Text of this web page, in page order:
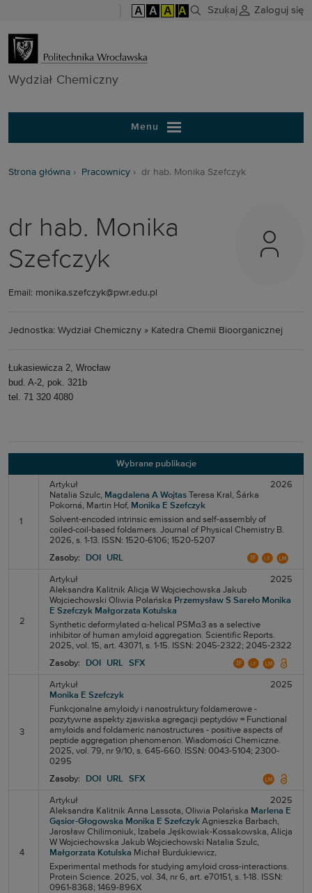
A A A A Szukaj Zaloguj się
Wydział
Wydział Chemiczny
Menu
Strona główna Pracownicy dr hab. Monika Szefczyk
dr hab. Monika
Szefczyk
Email: monika.szefczyk@pwr.edu.pl
Jednostka: Wydział Chemiczny » Katedra Chemii Bioorganicznej
Łukasiewicza 2, Wrocław
bud. A-2, pok. 321b
tel. 71 320 4080
Wybrane publikacje
1
Artykuł
2026
Natalia Szulc, Magdalena A Wojtas Teresa Kral, Šárka
Pokorná, Martin Hof, Monika E Szefczyk
Solvent-encoded intrinsic emission and self-assembly of
coiled-coil-based foldamers. Journal of Physical Chemistry B.
2026, s. 1-13. ISSN: 1520-6106; 1520-5207
Zasoby:
DOI URL
2
Artykuł
2025
Aleksandra Kalitnik Alicja W Wojciechowska Jakub
Wojciechowski Oliwia Polańska Przemysław S Sareło Monika
E Szefczyk Małgorzata Kotulska
Synthetic deformylated α-helical PSMα3 as a selective
inhibitor of human amyloid aggregation. Scientific Reports.
2025, vol. 15, art. 43071, s. 1-15. ISSN: 2045-2322; 2045-2322
Zasoby:
DOI URL SFX
3
Artykuł
2025
Monika E Szefczyk
Funkcjonalne amyloidy i nanostruktury foldamerowe -
pozytywne aspekty zjawiska agregacji peptydów = Functional
amyloids and foldameric nanostructures - positive aspects of
peptide aggregation phenomenon. Wiadomości Chemiczne.
2025, vol. 79, nr 9/10, s. 645-660. ISSN: 0043-5104; 2300-
0295
Zasoby:
DOI URL SFX
4
Artykuł
2025
Aleksandra Kalitnik Anna Lassota, Oliwia Polańska Marlena E
Gąsior-Głogowska Monika E Szefczyk Agnieszka Barbach,
Jarosław Chilimoniuk, Izabela Jęśkowiak-Kossakowska, Alicja
W Wojciechowska Jakub Wojciechowski Natalia Szulc,
Małgorzata Kotulska Michał Burdukiewicz,
Experimental methods for studying amyloid cross-interactions.
Protein Science. 2025, vol. 34, nr 6, art. e70151, s. 1-18. ISSN:
0961-8368; 1469-896X